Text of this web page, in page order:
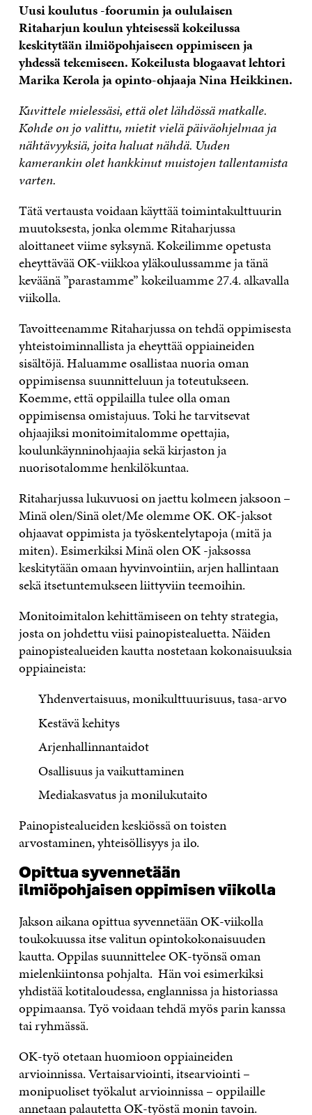
Uusi koulutus -foorumin ja oululaisen
Ritaharjun koulun yhteisessä kokeilussa
keskitytään ilmiöpohjaiseen oppimiseen ja
yhdessä tekemiseen. Kokeilusta blogaavat lehtori
Marika Kerola ja opinto-ohjaaja Nina Heikkinen.
Kuvittele mielessäsi, että olet lähdössä matkalle.
Kohde on jo valittu, mietit vielä päiväohjelmaa ja
nähtävyyksiä, joita haluat nähdä. Uuden
kamerankin olet hankkinut muistojen tallentamista
varten.
Tätä vertausta voidaan käyttää toimintakulttuurin
muutoksesta, jonka olemme Ritaharjussa
aloittaneet viime syksynä. Kokeilimme opetusta
eheyttävää OK-viikkoa yläkoulussamme ja tänä
keväänä ”parastamme” kokeiluamme 27.4. alkavalla
viikolla.
Tavoitteenamme Ritaharjussa on tehdä oppimisesta
yhteistoiminnallista ja eheyttää oppiaineiden
sisältöjä. Haluamme osallistaa nuoria oman
oppimisensa suunnitteluun ja toteutukseen.
Koemme, että oppilailla tulee olla oman
oppimisensa omistajuus. Toki he tarvitsevat
ohjaajiksi monitoimitalomme opettajia,
koulunkäynninohjaajia sekä kirjaston ja
nuorisotalomme henkilökuntaa.
Ritaharjussa lukuvuosi on jaettu kolmeen jaksoon –
Minä olen/Sinä olet/Me olemme OK. OK-jaksot
ohjaavat oppimista ja työskentelytapoja (mitä ja
miten). Esimerkiksi Minä olen OK -jaksossa
keskitytään omaan hyvinvointiin, arjen hallintaan
sekä itsetuntemukseen liittyviin teemoihin.
Monitoimitalon kehittämiseen on tehty strategia,
josta on johdettu viisi painopistealuetta. Näiden
painopistealueiden kautta nostetaan kokonaisuuksia
oppiaineista:
Yhdenvertaisuus, monikulttuurisuus, tasa-arvo
Kestävä kehitys
Arjenhallinnantaidot
Osallisuus ja vaikuttaminen
Mediakasvatus ja monilukutaito
Painopistealueiden keskiössä on toisten
arvostaminen, yhteisöllisyys ja ilo.
Opittua syvennetään
ilmiöpohjaisen oppimisen viikolla
Jakson aikana opittua syvennetään OK-viikolla
toukokuussa itse valitun opintokokonaisuuden
kautta. Oppilas suunnittelee OK-työnsä oman
mielenkiintonsa pohjalta. Hän voi esimerkiksi
yhdistää kotitaloudessa, englannissa ja historiassa
oppimaansa. Työ voidaan tehdä myös parin kanssa
tai ryhmässä.
OK-työ otetaan huomioon oppiaineiden
arvioinnissa. Vertaisarviointi, itsearviointi –
monipuoliset työkalut arvioinnissa – oppilaille
annetaan palautetta OK-työstä monin tavoin.